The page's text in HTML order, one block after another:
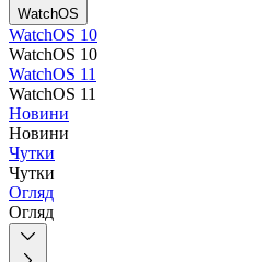
WatchOS
WatchOS 10
WatchOS 10
WatchOS 11
WatchOS 11
Новини
Новини
Чутки
Чутки
Огляд
Огляд